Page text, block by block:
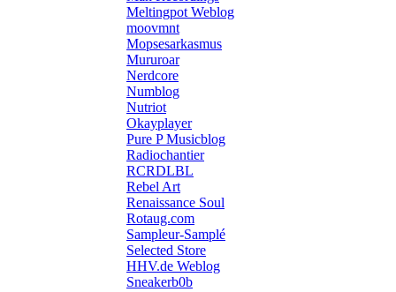
Meltingpot Weblog
moovmnt
Mopsesarkasmus
Mururoar
Nerdcore
Numblog
Nutriot
Okayplayer
Pure P Musicblog
Radiochantier
RCRDLBL
Rebel Art
Renaissance Soul
Rotaug.com
Sampleur-Samplé
Selected Store
HHV.de Weblog
Sneakerb0b